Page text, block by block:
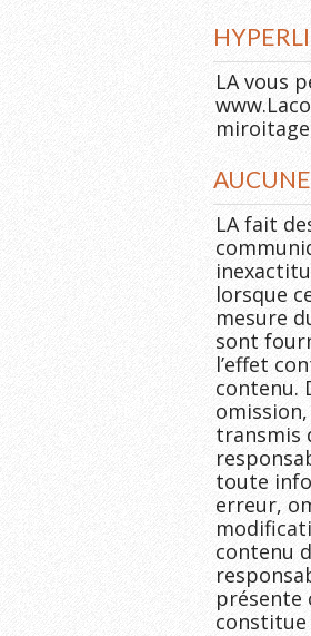
LA vous
LA fait
lorsque
mesure
sont
l’effet
contenu.
transmis
toute
erreur,
contenu
présente
constitue